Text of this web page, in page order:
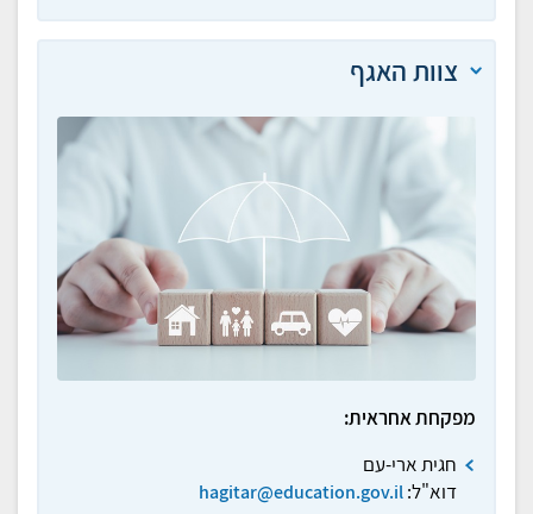
צוות האגף
מפקחת אחראית:
חגית ארי-עם
דוא"ל:hagitar@education.gov.il